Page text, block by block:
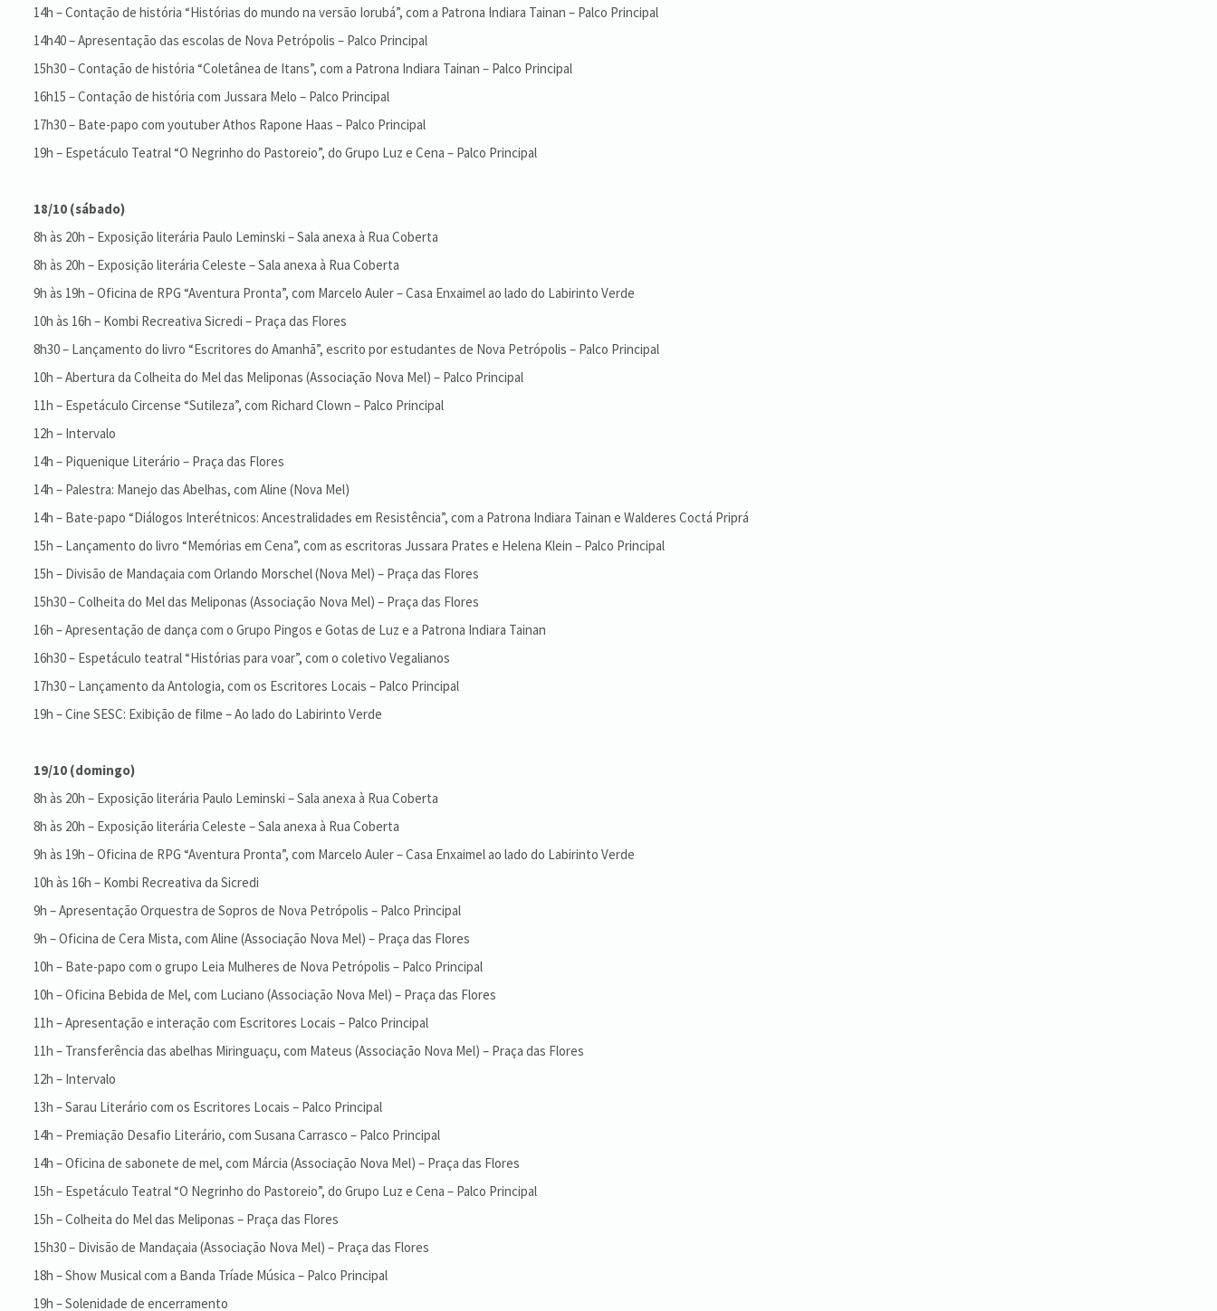
14h – Contação de história “Histórias do mundo na versão Iorubá”, com a Patrona Indiara Tainan – Palco Principal
14h40 – Apresentação das escolas de Nova Petrópolis – Palco Principal
15h30 – Contação de história “Coletânea de Itans”, com a Patrona Indiara Tainan – Palco Principal
16h15 – Contação de história com Jussara Melo – Palco Principal
17h30 – Bate-papo com youtuber Athos Rapone Haas – Palco Principal
19h – Espetáculo Teatral “O Negrinho do Pastoreio”, do Grupo Luz e Cena – Palco Principal
18/10 (sábado)
8h às 20h – Exposição literária Paulo Leminski – Sala anexa à Rua Coberta
8h às 20h – Exposição literária Celeste – Sala anexa à Rua Coberta
9h às 19h – Oficina de RPG “Aventura Pronta”, com Marcelo Auler – Casa Enxaimel ao lado do Labirinto Verde
10h às 16h – Kombi Recreativa Sicredi – Praça das Flores
8h30 – Lançamento do livro “Escritores do Amanhã”, escrito por estudantes de Nova Petrópolis – Palco Principal
10h – Abertura da Colheita do Mel das Meliponas (Associação Nova Mel) – Palco Principal
11h – Espetáculo Circense “Sutileza”, com Richard Clown – Palco Principal
12h – Intervalo
14h – Piquenique Literário – Praça das Flores
14h – Palestra: Manejo das Abelhas, com Aline (Nova Mel)
14h – Bate-papo “Diálogos Interétnicos: Ancestralidades em Resistência”, com a Patrona Indiara Tainan e Walderes Coctá Priprá
15h – Lançamento do livro “Memórias em Cena”, com as escritoras Jussara Prates e Helena Klein – Palco Principal
15h – Divisão de Mandaçaia com Orlando Morschel (Nova Mel) – Praça das Flores
15h30 – Colheita do Mel das Meliponas (Associação Nova Mel) – Praça das Flores
16h – Apresentação de dança com o Grupo Pingos e Gotas de Luz e a Patrona Indiara Tainan
16h30 – Espetáculo teatral “Histórias para voar”, com o coletivo Vegalianos
17h30 – Lançamento da Antologia, com os Escritores Locais – Palco Principal
19h – Cine SESC: Exibição de filme – Ao lado do Labirinto Verde
19/10 (domingo)
8h às 20h – Exposição literária Paulo Leminski – Sala anexa à Rua Coberta
8h às 20h – Exposição literária Celeste – Sala anexa à Rua Coberta
9h às 19h – Oficina de RPG “Aventura Pronta”, com Marcelo Auler – Casa Enxaimel ao lado do Labirinto Verde
10h às 16h – Kombi Recreativa da Sicredi
9h – Apresentação Orquestra de Sopros de Nova Petrópolis – Palco Principal
9h – Oficina de Cera Mista, com Aline (Associação Nova Mel) – Praça das Flores
10h – Bate-papo com o grupo Leia Mulheres de Nova Petrópolis – Palco Principal
10h – Oficina Bebida de Mel, com Luciano (Associação Nova Mel) – Praça das Flores
11h – Apresentação e interação com Escritores Locais – Palco Principal
11h – Transferência das abelhas Miringuaçu, com Mateus (Associação Nova Mel) – Praça das Flores
12h – Intervalo
13h – Sarau Literário com os Escritores Locais – Palco Principal
14h – Premiação Desafio Literário, com Susana Carrasco – Palco Principal
14h – Oficina de sabonete de mel, com Márcia (Associação Nova Mel) – Praça das Flores
15h – Espetáculo Teatral “O Negrinho do Pastoreio”, do Grupo Luz e Cena – Palco Principal
15h – Colheita do Mel das Meliponas – Praça das Flores
15h30 – Divisão de Mandaçaia (Associação Nova Mel) – Praça das Flores
18h – Show Musical com a Banda Tríade Música – Palco Principal
19h – Solenidade de encerramento